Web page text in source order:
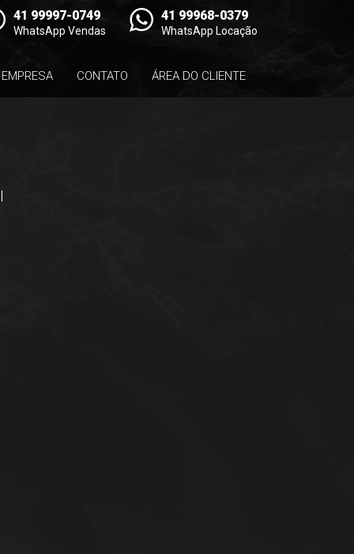
41 99997-0749
WhatsApp Vendas
41 99968-0379
WhatsApp Locação
EMPRESA CONTATO ÁREA DO CLIENTE